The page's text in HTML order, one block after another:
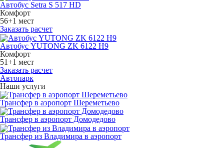
Автобус Setra S 517 HD
Комфорт
56+1 мест
Заказать расчет
Автобус YUTONG ZK 6122 H9
Комфорт
51+1 мест
Заказать расчет
Автопарк
Наши услуги
Трансфер в аэропорт Шереметьево
Трансфер в аэропорт Домодедово
Трансфер из Владимира в аэропорт